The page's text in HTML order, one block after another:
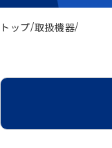
トップ 取扱機器